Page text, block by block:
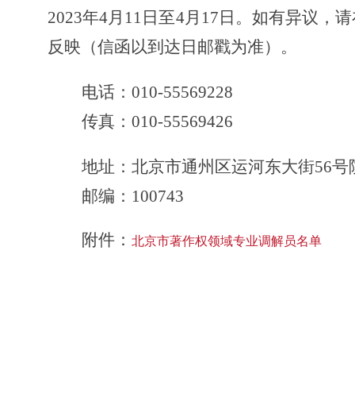
2023年4月11日至4月17日。如有异议，
反映（信函以到达日邮戳为准）。
电话： 010-55569228
传真： 010-55569426
地址：北京市通州区运河东大街56号
邮编： 100743
附件： 北京市著作权领域专业调解员名单